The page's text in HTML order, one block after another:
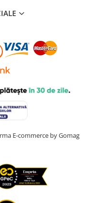
E-commerce by Gomag